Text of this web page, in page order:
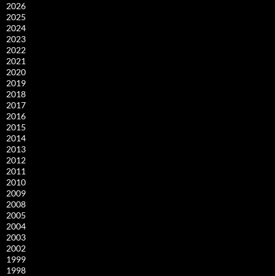
2026
2025
2024
2023
2022
2021
2020
2019
2018
2017
2016
2015
2014
2013
2012
2011
2010
2009
2008
2005
2004
2003
2002
1999
1998